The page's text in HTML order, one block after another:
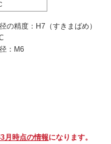
の精度：H7（すきまばめ）
：M6
月時点の情報になります。